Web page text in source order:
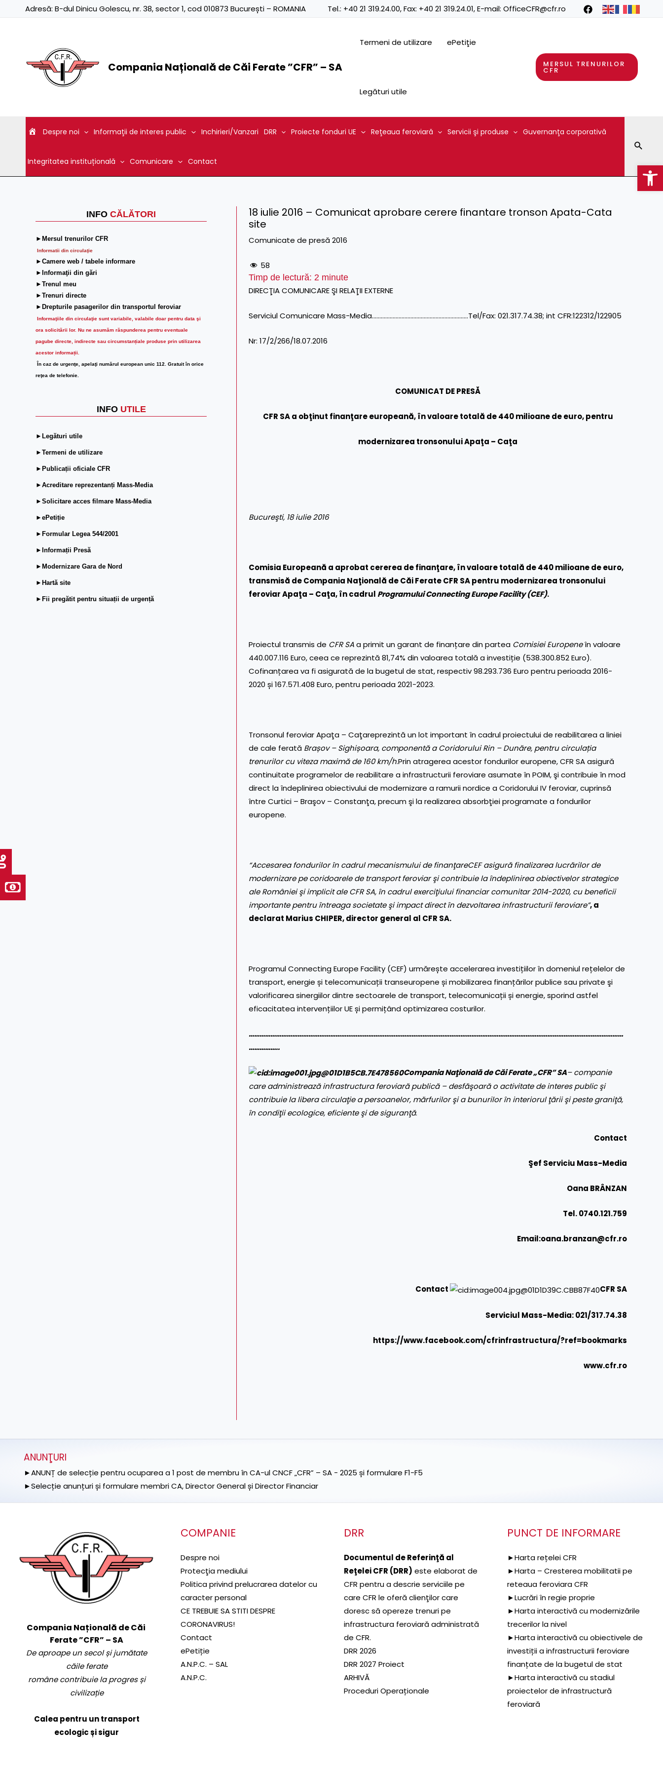
Adresă: B-dul Dinicu Golescu, nr. 38, sector 1, cod 010873 București – ROMANIA Tel.: +40 21 319.24.00, Fax: +40 21 319.24.01, E-mail: OfficeCFR@cfr.ro
Compania Națională de Căi Ferate ”CFR” – SA
Termeni de utilizare ePetiţie
Legături utile
MERSUL TRENURILOR
CFR
Despre noi Informaţii de interes public Inchirieri/Vanzari DRR Proiecte fonduri UE Reţeaua feroviară Servicii şi produse Guvernanţa corporativă
Integritatea instituțională Comunicare Contact
INFO CĂLĂTORI
►Mersul trenurilor CFR
Informatii din circulaţie
►Camere web / tabele informare
►Informaţii din gări
►Trenul meu
►Trenuri directe
►Drepturile pasagerilor din transportul feroviar
Informaţiile din circulaţie sunt variabile, valabile doar pentru data şi
ora solicitării lor. Nu ne asumăm răspunderea pentru eventuale
pagube directe, indirecte sau circumstanțiale produse prin utilizarea
acestor informații.
În caz de urgenţe, apelaţi numărul european unic 112. Gratuit în orice
reţea de telefonie.
INFO UTILE
►Legături utile
►Termeni de utilizare
►Publicații oficiale CFR
►Acreditare reprezentanți Mass-Media
►Solicitare acces filmare Mass-Media
►ePetiție
►Formular Legea 544/2001
►Informații Presă
►Modernizare Gara de Nord
►Hartă site
►Fii pregătit pentru situații de urgență
18 iulie 2016 – Comunicat aprobare cerere finantare tronson Apata-Cata
site
Comunicate de presă 2016
58
Timp de lectură: 2 minute
DIRECŢIA COMUNICARE ŞI RELAŢII EXTERNE
Serviciul Comunicare Mass-Media………………………………………………………..Tel/Fax: 021.317.74.38; int CFR:122312/122905
Nr: 17/2/266/18.07.2016
COMUNICAT DE PRESĂ
CFR SA a obţinut finanţare europeană, în valoare totală de440 milioane de euro, pentru
modernizarea tronsonului Apaţa – Caţa
Bucureşti, 18 iulie 2016
Comisia Europeană a aprobat cererea de finanţare,în valoare totală de440 milioane de euro,
transmisă deCompania Naţională de Căi Ferate CFR SA pentru modernizarea tronsonului
feroviar Apaţa – Caţa, în cadrul Programului Connecting Europe Facility (CEF).
Proiectul transmis de CFR SAa primit un garant de finanțare din partea Comisiei Europeneîn valoare
440.007.116 Euro, ceea ce reprezintă 81,74% din valoarea totală a investiție (538.300.852 Euro).
Cofinanțarea va fi asigurată de la bugetul de stat, respectiv 98.293.736 Euro pentru perioada 2016-
2020 și 167.571.408 Euro, pentru perioada 2021-2023.
Tronsonul feroviar Apaţa – Caţareprezintă un lot important în cadrul proiectului de reabilitarea a liniei
de cale ferată Brașov – Sighișoara, componentă a Coridorului Rin – Dunăre, pentru circulația
trenurilor cu viteza maximă de 160 km/h.Prin atragerea acestor fondurilor europene, CFR SA asigură
continuitate programelor de reabilitare a infrastructurii feroviare asumate în POIM, şi contribuie în mod
direct la îndeplinirea obiectivului de modernizare a ramurii nordice a Coridorului IV feroviar, cuprinsă
între Curtici – Braşov – Constanţa, precum şi la realizarea absorbţiei programate a fondurilor
europene.
“Accesarea fondurilor în cadrul mecanismului de finanţareCEF asigură finalizarea lucrărilor de
modernizare pe coridoarele de transport feroviar şi contribuie la îndeplinirea obiectivelor strategice
ale României şi implicit ale CFR SA, în cadrul exerciţiului financiar comunitar 2014-2020, cu beneficii
importante pentru întreaga societate şi impact direct în dezvoltarea infrastructurii feroviare”, a
declarat Marius CHIPER, director general al CFR SA.
Programul Connecting Europe Facility (CEF) urmărește accelerarea investițiilor în domeniul rețelelor de
transport, energie și telecomunicații transeuropene și mobilizarea finanțărilor publice sau private şi
valorificarea sinergiilor dintre sectoarele de transport, telecomunicații și energie, sporind astfel
eficacitatea intervențiilor UE și permițând optimizarea costurilor.
………………………………………………………………………………………………………………………………………………………………………………………
……………..
Compania Naţională de Căi Ferate „CFR” SA– companie
care administrează infrastructura feroviară publică – desfăşoară o activitate de interes public şi
contribuie la libera circulaţie a persoanelor, mărfurilor şi a bunurilor în interiorul ţării şi peste graniţă,
în condiţii ecologice, eficiente şi de siguranţă.
Contact
Şef Serviciu Mass-Media
Oana BRÂNZAN
Tel. 0740.121.759
Email:oana.branzan@cfr.ro
Contact CFR SA
Serviciul Mass-Media: 021/317.74.38
https://www.facebook.com/cfrinfrastructura/?ref=bookmarks
www.cfr.ro
ANUNŢURI
►ANUNȚ de selecție pentru ocuparea a 1 post de membru în CA-ul CNCF „CFR” – SA - 2025 și formulare F1-F5
►Selecție anunțuri și formulare membri CA, Director General și Director Financiar
Compania Națională de Căi
Ferate ”CFR” – SA
De aproape un secol și jumătate
căile ferate
române contribuie la progres și
civilizație
Calea pentru un transport
ecologic și sigur
COMPANIE
Despre noi
Protecţia mediului
Politica privind prelucrarea datelor cu
caracter personal
CE TREBUIE SA STITI DESPRE
CORONAVIRUS!
Contact
ePetiție
A.N.P.C. – SAL
A.N.P.C.
DRR
Documentul de Referinţă al
Reţelei CFR (DRR) este elaborat de
CFR pentru a descrie serviciile pe
care CFR le oferă clienţilor care
doresc să opereze trenuri pe
infrastructura feroviară administrată
de CFR.
DRR 2026
DRR 2027 Proiect
ARHIVĂ
Proceduri Operaționale
PUNCT DE INFORMARE
►Harta rețelei CFR
►Harta – Cresterea mobilitatii pe
reteaua feroviara CFR
►Lucrări în regie proprie
►Harta interactivă cu modernizările
trecerilor la nivel
►Harta interactivă cu obiectivele de
investiții a infrastructurii feroviare
finanțate de la bugetul de stat
►Harta interactivă cu stadiul
proiectelor de infrastructură
feroviară